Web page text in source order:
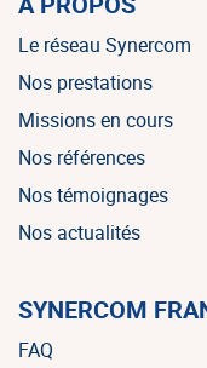
Le réseau Synercom
Nos prestations
Missions en cours
Nos références
Nos témoignages
Nos actualités
SYNERCOM
FAQ